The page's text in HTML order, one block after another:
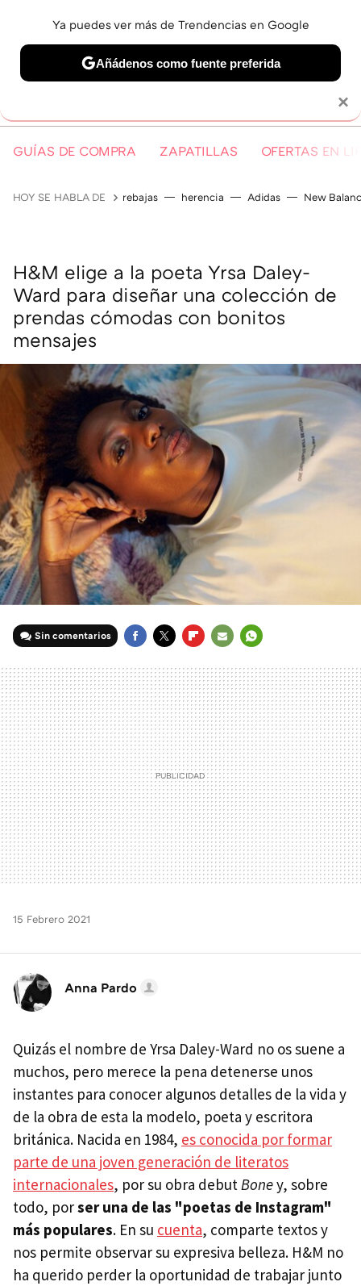
GUÍAS DE COMPRA ZAPATILLAS OFERTAS EN
HOY SE HABLA DE rebajas herencia Adidas New
H&M elige a la poeta Yrsa Daley-
Ward para diseñar una colección de
prendas cómodas con bonitos
mensajes
Sin comentarios
MAIL
15 Febrero 2021
Anna Pardo
Quizás el nombre de Yrsa Daley-Ward no os suene a
muchos, pero merece la pena detenerse unos
instantes para conocer algunos detalles de la vida y
de la obra de esta la modelo, poeta y escritora
británica. Nacida en 1984, es conocida por formar
parte de una joven generación de literatos
internacionales, por su obra debut Boney, sobre
todo, porser una de las "poetas de Instagram"
más populares. En su cuenta, comparte textos y
nos permite observar su expresiva belleza. H&M no
ha querido perder la oportunidad de trabajar junto
×
Ya puedes ver más de Trendencias en Google
Añádenos como fuente preferida